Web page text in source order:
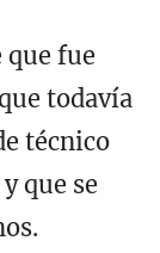
fue
todavía
técnico
que se